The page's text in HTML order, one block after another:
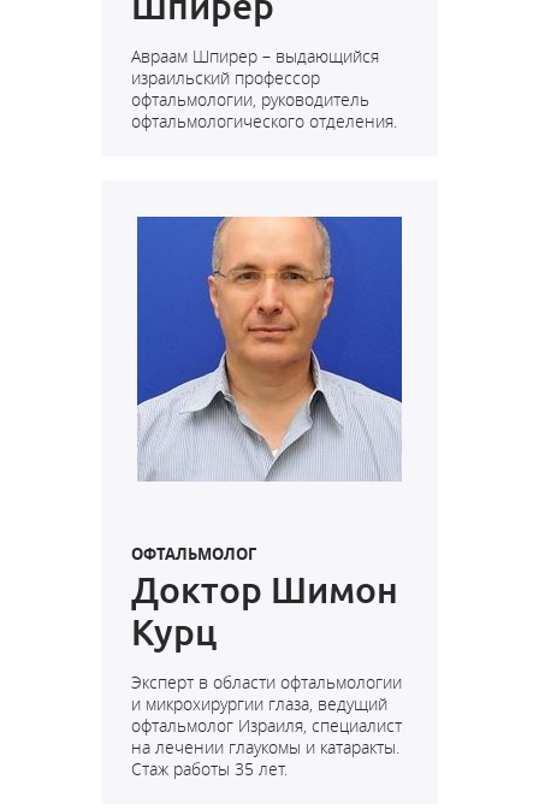
Авраам Шпирер – выдающийся
израильский профессор
офтальмологии, руководитель
офтальмологического отделения.
ОФТАЛЬМОЛОГ
Доктор Шимон
Курц
Эксперт в области офтальмологии
и микрохирургии глаза, ведущий
офтальмолог Израиля, специалист
на лечении глаукомы и катаракты.
Стаж работы 35 лет.